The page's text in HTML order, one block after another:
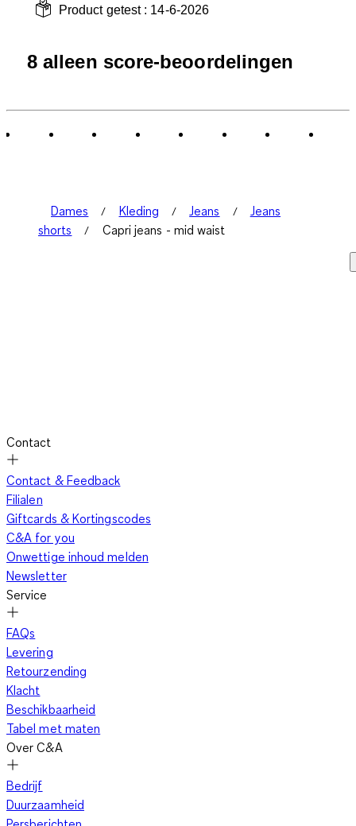
Product getest : 14-6-2026
8 alleen score-beoordelingen
Dames Kleding Jeans
Jeans
shorts
Capri jeans - mid waist
Contact
Contact & Feedback
Filialen
Giftcards & Kortingscodes
C&A for you
Onwettige inhoud melden
Newsletter
Service
FAQs
Levering
Retourzending
Klacht
Beschikbaarheid
Tabel met maten
Over C&A
Bedrijf
Duurzaamheid